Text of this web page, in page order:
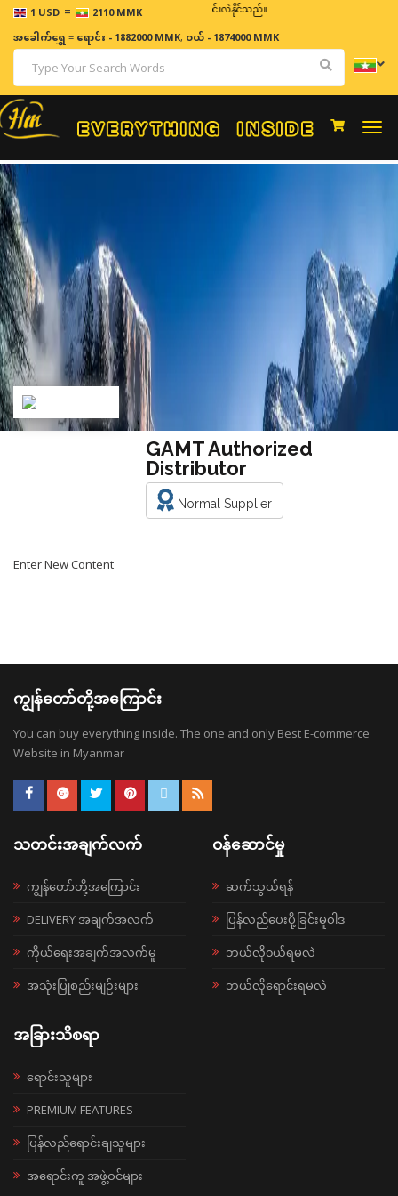
1 USD = 2110 MMK
ဈေးနှုန်းများသည် အချိန်နှင့် အမျှပြောင်းလဲနိုင်သည်။
အခေါက်ရွှေ=ရောင်း - 1882000 MMK, ဝယ် - 1874000 MMK
GAMT Authorized
Distributor
Normal Supplier
Enter New Content
ကျွန်တော်တို့အကြောင်း
You can buy everything inside. The one and only Best E-commerce
Website in Myanmar
သတင်းအချက်လက်
ကျွန်တော်တို့အကြောင်း
DELIVERY အချက်အလက်
ကိုယ်ရေးအချက်အလက်မူ
အသုံးပြုစည်းမျဉ်းများ
ဝန်ဆောင်မှု
ဆက်သွယ်ရန်
ပြန်လည်ပေးပို့ခြင်းမူဝါဒ
ဘယ်လို၀ယ်ရမလဲ
ဘယ်လိုရောင်းရမလဲ
အခြားသိစရာ
ရောင်းသူများ
PREMIUM FEATURES
ပြန်လည်ရောင်းချသူများ
အရောင်းကူ အဖွဲ့ဝင်များ